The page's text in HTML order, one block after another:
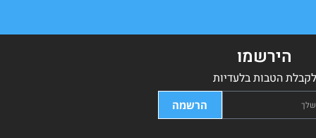
הירשמו
לקבלת הטבות בלעדיות
הרשמה